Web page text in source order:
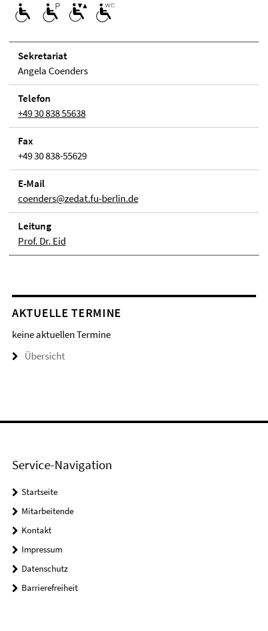
Se­kre­ta­ri­at
Angela Coenders
Telefon
+49 30 838 55638
Fax
+49 30 838-55629
E-Mail
coenders@zedat.fu-berlin.de
Lei­tung
Prof. Dr. Eid
AKTUELLE TERMINE
keine aktuellen Termine
Übersicht
Service-Navigation
Startseite
Mitarbeitende
Kontakt
Impressum
Datenschutz
Barrierefreiheit